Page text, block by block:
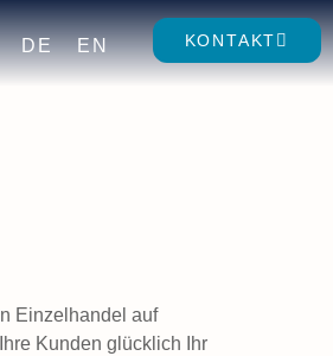
DE EN KONTAKT
Einzelhandel auf
Kunden glücklich Ihr